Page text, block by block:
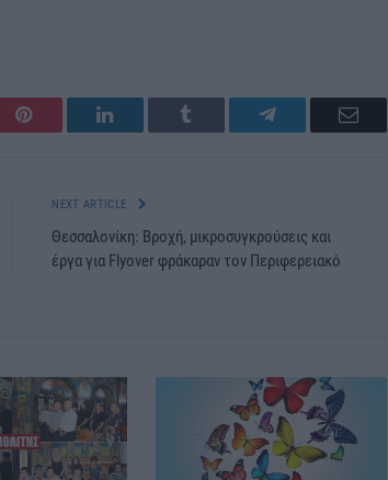
Pinterest LinkedIn Tumblr Telegram Email
NEXT ARTICLE
Θεσσαλονίκη: Βροχή, μικροσυγκρούσεις και
έργα για Flyover φράκαραν τον Περιφερειακό